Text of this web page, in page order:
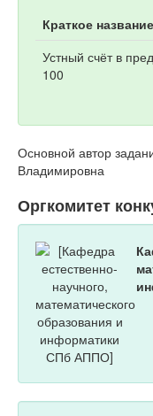
Краткое название
Устный счёт в
100
Основной автор
Владимировна
Оргкомитет